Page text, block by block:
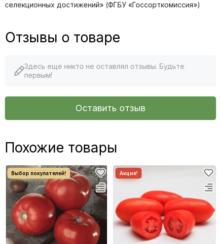
селекционных достижений» (ФГБУ «Госсорткомиссия»)
Отзывы о товаре
Здесь еще никто не оставлял отзывы. Будьте
первым!
Оставить отзыв
Похожие товары